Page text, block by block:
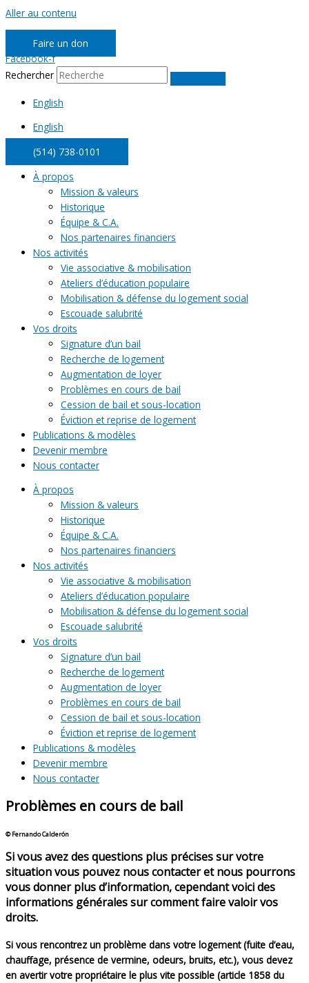
Aller au contenu
Faire un don
Facebook-f
Rechercher
English
English
(514) 738-0101
À propos
Mission & valeurs
Historique
Équipe & C.A.
Nos partenaires financiers
Nos activités
Vie associative & mobilisation
Ateliers d’éducation populaire
Mobilisation & défense du logement social
Escouade salubrité
Vos droits
Signature d’un bail
Recherche de logement
Augmentation de loyer
Problèmes en cours de bail
Cession de bail et sous-location
Éviction et reprise de logement
Publications & modèles
Devenir membre
Nous contacter
À propos
Mission & valeurs
Historique
Équipe & C.A.
Nos partenaires financiers
Nos activités
Vie associative & mobilisation
Ateliers d’éducation populaire
Mobilisation & défense du logement social
Escouade salubrité
Vos droits
Signature d’un bail
Recherche de logement
Augmentation de loyer
Problèmes en cours de bail
Cession de bail et sous-location
Éviction et reprise de logement
Publications & modèles
Devenir membre
Nous contacter
Problèmes en cours de bail
© Fernando Calderón
Si vous avez des questions plus précises sur votre
situation vous pouvez nous contacter et nous pourrons
vous donner plus d’information, cependant voici des
informations générales sur comment faire valoir vos
droits.
Si vous rencontrez un problème dans votre logement (fuite d’eau,
chauffage, présence de vermine, odeurs, bruits, etc.), vous devez
en avertir votre propriétaire le plus vite possible (article 1858 du